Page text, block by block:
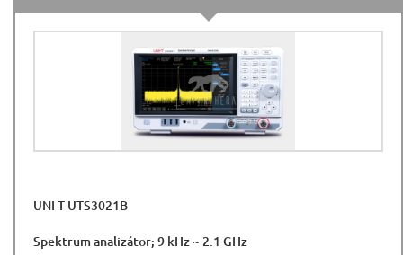
UNI-T UTS3021B
Spektrum analizátor; 9 kHz ~ 2.1 GHz